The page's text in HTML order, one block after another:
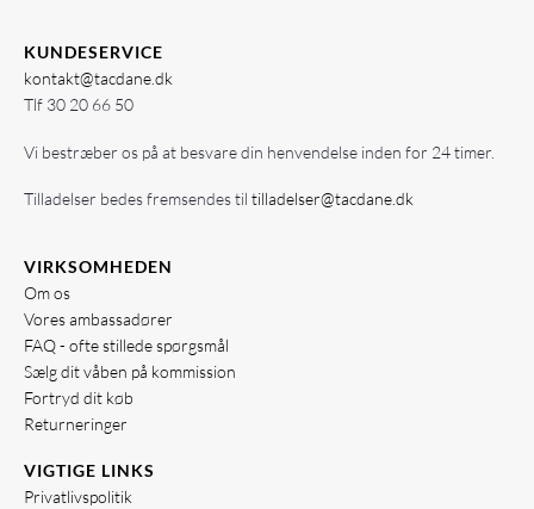
KUNDESERVICE
kontakt@tacdane.dk
Tlf 30 20 66 50
Vi bestræber os på at besvare din henvendelse inden for 24 timer.
Tilladelser bedes fremsendes til tilladelser@tacdane.dk
VIRKSOMHEDEN
Om os
Vores ambassadører
FAQ - ofte stillede spørgsmål
Sælg dit våben på kommission
Fortryd dit køb
Returneringer
VIGTIGE LINKS
Privatlivspolitik